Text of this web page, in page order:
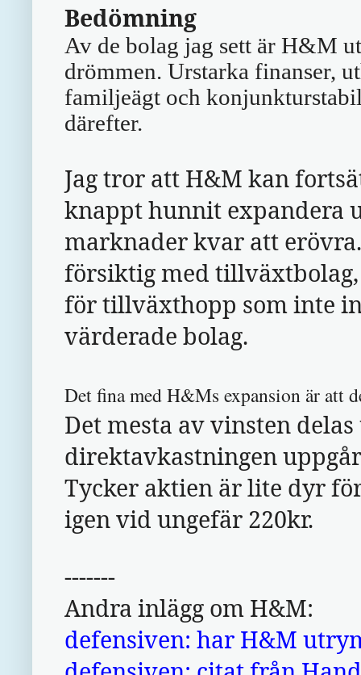
Bedömning
Av de bolag jag sett är H&M
drömmen. Urstarka finanser,
familjeägt och
därefter.
Jag tror att H&M kan
knappt hunnit expandera
marknader kvar att
försiktig med
för tillväxthopp som inte
värderade bolag.
Det fina med H&Ms expansion är att
Det mesta av vinsten
direktavkastningen
Tycker aktien är lite dyr
igen vid ungefär 220kr.
-------
Andra inlägg om H&M:
defensiven: har H&M